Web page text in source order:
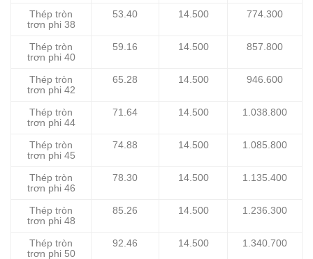
Thép tròn
trơn phi 38
53.40 14.500 774.300
Thép tròn
trơn phi 40
59.16 14.500 857.800
Thép tròn
trơn phi 42
65.28 14.500 946.600
Thép tròn
trơn phi 44
71.64 14.500 1.038.800
Thép tròn
trơn phi 45
74.88 14.500 1.085.800
Thép tròn
trơn phi 46
78.30 14.500 1.135.400
Thép tròn
trơn phi 48
85.26 14.500 1.236.300
Thép tròn
trơn phi 50
92.46 14.500 1.340.700